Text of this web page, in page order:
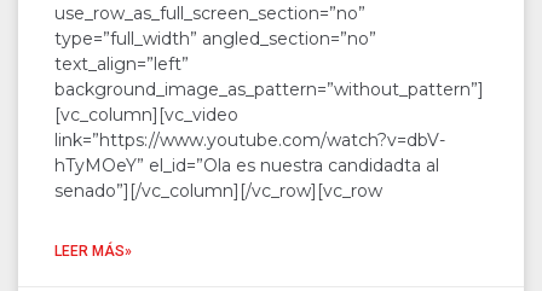
use_row_as_full_screen_section=”no”
type=”full_width” angled_section=”no”
text_align=”left”
background_image_as_pattern=”without_pattern”]
[vc_column][vc_video
link=”https://www.youtube.com/watch?v=dbV-
hTyMOeY” el_id=”Ola es nuestra candidadta al
senado”][/vc_column][/vc_row][vc_row
LEER MÁS»